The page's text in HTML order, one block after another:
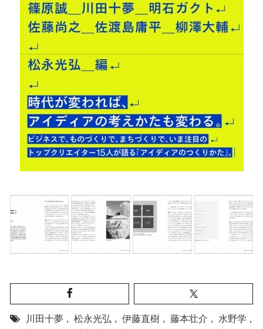
川田十夢 , 松永光弘 , 伊藤直樹 , 藤本壮介 , 水野学 ,